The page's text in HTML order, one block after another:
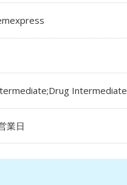
Intermediate
業日